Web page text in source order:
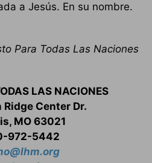
a Jesús. En su nombre.
Para Todas Las Naciones
LAS NACIONES
Center Dr.
MO 63021
972-5442